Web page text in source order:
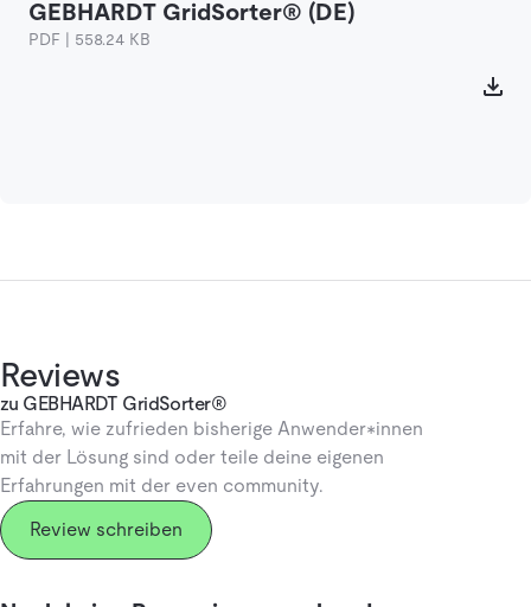
GEBHARDT GridSorter® (DE)
PDF | 558.24 KB
Reviews
zu GEBHARDT GridSorter®
Erfahre, wie zufrieden bisherige Anwender*innen
mit der Lösung sind oder teile deine eigenen
Erfahrungen mit der even community.
Review schreiben